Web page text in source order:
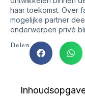
haar toekomst. Over
mogelijke partner
onderwerpen privé
Delen